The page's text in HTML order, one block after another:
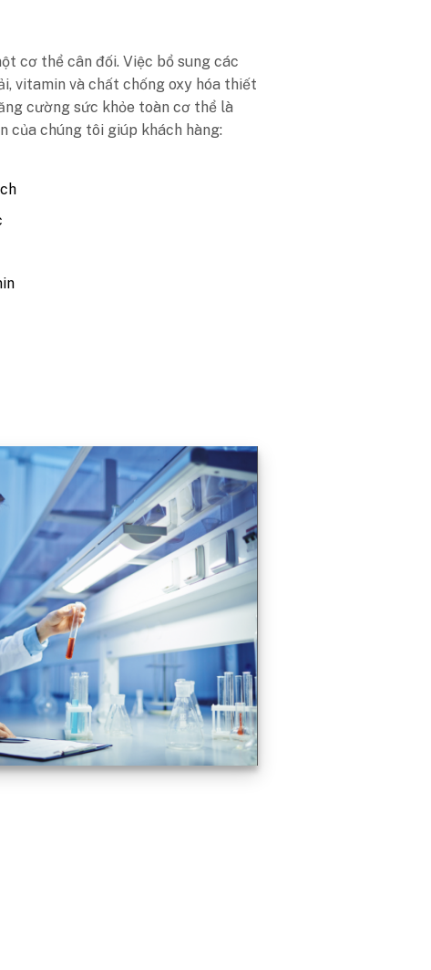
cơ thể cân đối. Việc bổ sung các
vitamin và chất chống oxy hóa thiết
cường sức khỏe toàn cơ thể là
của chúng tôi giúp khách hàng: